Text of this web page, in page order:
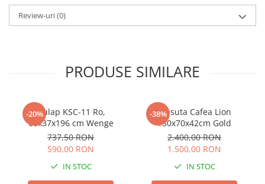
Review-uri(0)
PRODUSE SIMILARE
-20%Dulap KSC-11 Ro,
60x37x196 cm Wenge
737,50 RON
590,00 RON
IN STOC
-38%Masuta Cafea Lion
130x70x42cm Gold
2.400,00 RON
1.500,00 RON
IN STOC